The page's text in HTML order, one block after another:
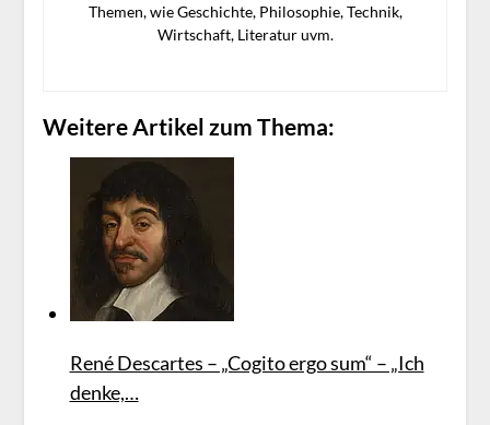
Themen, wie Geschichte, Philosophie, Technik,
Wirtschaft, Literatur uvm.
Weitere Artikel zum Thema:
René Descartes – „Cogito ergo sum“ – „Ich
denke,…